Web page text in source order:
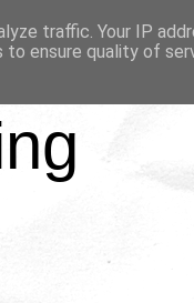
traffic. Your IP
ensure quality of